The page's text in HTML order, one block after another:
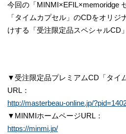
今回の「MINMI×EFIL×memoridge
「タイムカプセル」のCDをオリジ
けする「受注限定品スペシャルCD
▼受注限定品プレミアムCD「タイ
URL：
http://masterbeau-online.jp/
▼MINMIホームページURL：
https://minmi.jp/